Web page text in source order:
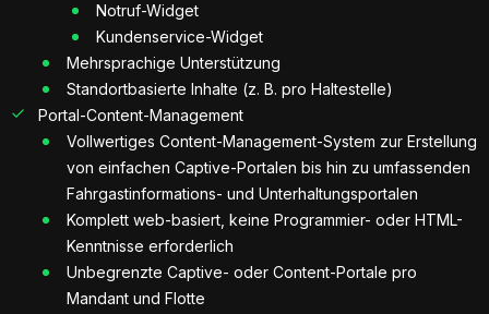
Notruf-Widget
Kundenservice-Widget
Mehrsprachige Unterstützung
Standortbasierte Inhalte (z. B. pro Haltestelle)
Portal-Content-Management
Vollwertiges Content-Management-System zur Erstellung
von einfachen Captive-Portalen bis hin zu umfassenden
Fahrgastinformations- und Unterhaltungsportalen
Komplett web-basiert, keine Programmier- oder HTML-
Kenntnisse erforderlich
Unbegrenzte Captive- oder Content-Portale pro
Mandant und Flotte